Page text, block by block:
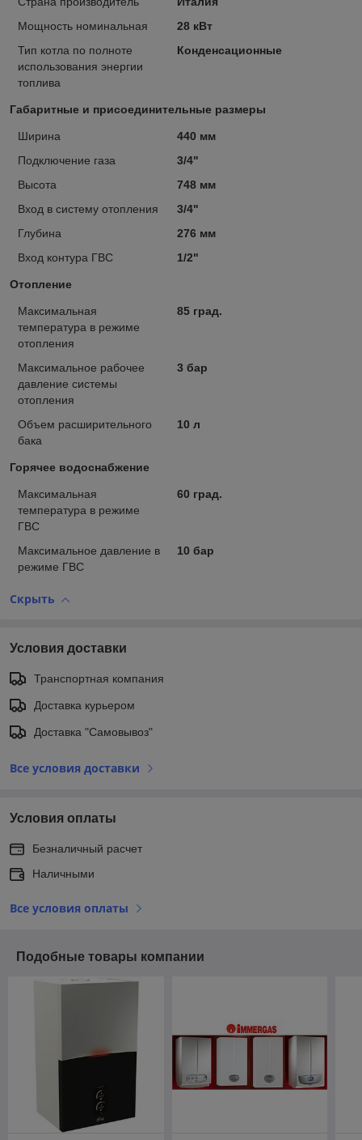
Мощность номинальная
28 кВт
Тип котла по полноте
использования энергии
топлива
Конденсационные
Габаритные и присоединительные размеры
Ширина
440 мм
Подключение газа
3/4"
Высота
748 мм
Вход в систему отопления
3/4"
Глубина
276 мм
Вход контура ГВС
1/2"
Отопление
Максимальная
температура в режиме
отопления
85 град.
Максимальное рабочее
давление системы
отопления
3 бар
Объем расширительного
бака
10 л
Горячее водоснабжение
Максимальная
температура в режиме
ГВС
60 град.
Максимальное давление в
режиме ГВС
10 бар
Скрыть
Условия доставки
Транспортная компания
Доставка курьером
Доставка "Самовывоз"
Все условия доставки
Условия оплаты
Безналичный расчет
Наличными
Все условия оплаты
Подобные товары компании